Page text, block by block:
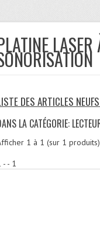
DES ARTICLES
LA CATÉGORIE:
1 à 1 (sur 1 produits)
- - 1